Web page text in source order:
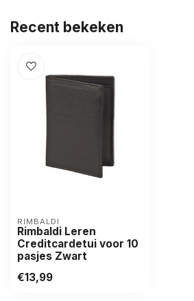
Recent bekeken
RIMBALDI
Rimbaldi Leren
Creditcardetui voor 10
pasjes Zwart
€13,99